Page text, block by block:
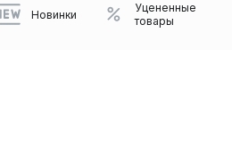
Новинки
Уцененные
товары